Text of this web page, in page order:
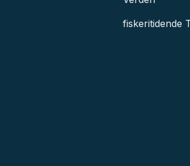
fiskeritidende